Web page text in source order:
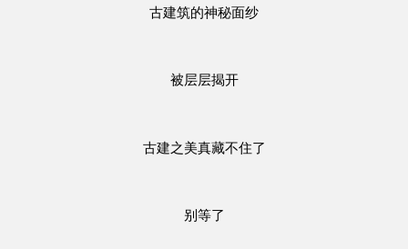
古建筑的神秘面纱
被层层揭开
古建之美真藏不住了
别等了